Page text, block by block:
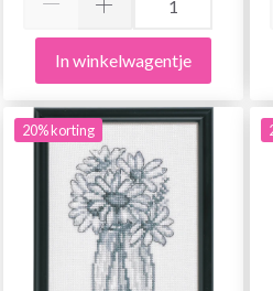
In winkelwagentje
20% korting